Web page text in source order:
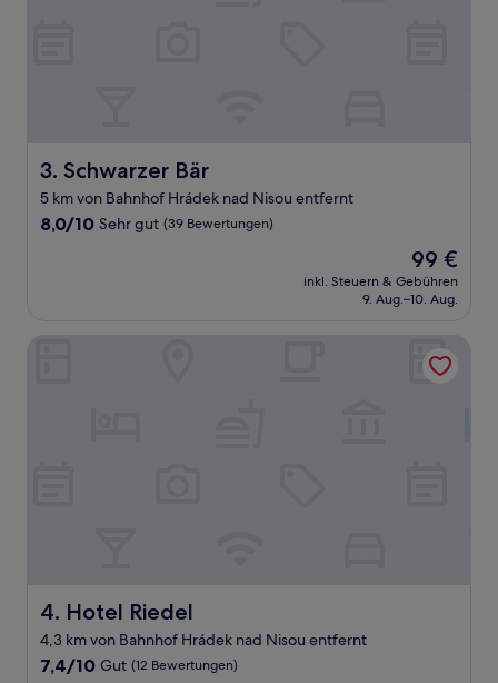
3. Schwarzer Bär
Schwarzer Bär
5 km von Bahnhof Hrádek nad Nisou entfernt
8.0
Bewertungen)
8,0/10 Sehr gut (39 Bewertungen)
Der
Preis
beträgt
99 €
inkl. Steuern & Gebühren
9. Aug.–10. Aug.
4. Hotel Riedel
Hotel Riedel
4,3 km von Bahnhof Hrádek nad Nisou entfernt
7.4
7,4/10 Gut (12 Bewertungen)